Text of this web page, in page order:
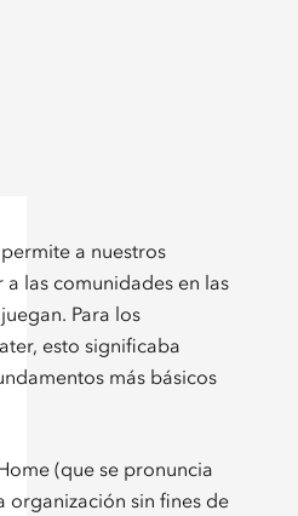
a nuestros
las comunidades en las
Para los
esto significaba
más básicos
(que se pronuncia
organización sin fines de